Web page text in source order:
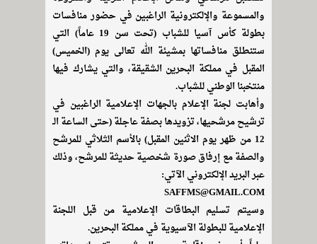
والمسموعة والإلكترونية الراغبين في حضور منافسات
بطولة كأس آسيا للشباب (تحت سن 19 عاماً) التي
ستنطلق منافساتها بمشيئة الله تعالى يوم (الخميس)
المقبل في مملكة البحرين الشقيقة، والتي يشارك فيها
منتخبنا الوطني للشباب.
وأهابت لجنة الإعلام بالجهات الإعلامية الراغبين في
ترشيح مرشحيها، تزويدها بصفة عاجلة (حتى الساعة الـ
12 من ظهر يوم الاثنين المقبل) بالأسم الثلاثي للمرشح
والصفة مع إرفاق صورة شخصية حديثة للمرشح، وذلك
عبر البريد الإلكتروني الآتي:
SAFFMS@GMAIL.COM
وسيتم تسليم البطاقات الإعلامية من قبل اللجنة
الإعلامية للبطولة الآسيوية في مملكة البحرين.